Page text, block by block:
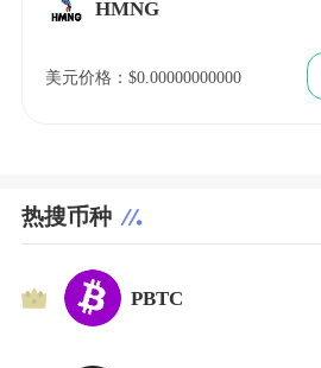
HMNG
美元价格：$0.00000000000
热搜币种
1 PBTC